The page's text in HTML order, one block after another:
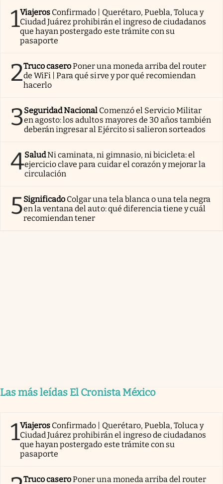
1Viajeros Confirmado | Querétaro, Puebla, Toluca y
Ciudad Juárez prohibirán el ingreso de ciudadanos
que hayan postergado este trámite con su
pasaporte
2Truco caseroPoner una moneda arriba del router
de WiFi | Para qué sirve y por qué recomiendan
hacerlo
3Seguridad Nacional Comenzó el Servicio Militar
en agosto: los adultos mayores de 30 años también
deberán ingresar al Ejército si salieron sorteados
4SaludNi caminata, ni gimnasio, ni bicicleta: el
ejercicio clave para cuidar el corazón y mejorar la
circulación
5Significado Colgar una tela blanca o una tela negra
en la ventana del auto: qué diferencia tiene y cuál
recomiendan tener
Las más leídas El Cronista México
1Viajeros Confirmado | Querétaro, Puebla, Toluca y
Ciudad Juárez prohibirán el ingreso de ciudadanos
que hayan postergado este trámite con su
pasaporte
Truco caseroPoner una moneda arriba del router